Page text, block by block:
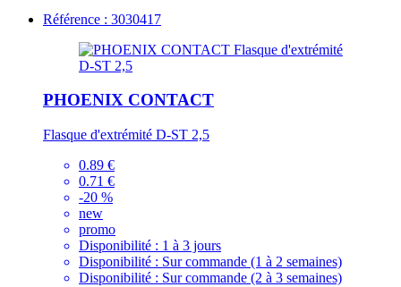
Référence : 3030417
PHOENIX CONTACT
Flasque d'extrémité D-ST 2,5
0.89 €
0.71 €
-20 %
new
promo
Disponibilité : 1 à 3 jours
Disponibilité : Sur commande (1 à 2 semaines)
Disponibilité : Sur commande (2 à 3 semaines)